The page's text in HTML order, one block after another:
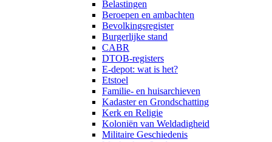
Belastingen
Beroepen en ambachten
Bevolkingsregister
Burgerlijke stand
CABR
DTOB-registers
E-depot: wat is het?
Etstoel
Familie- en huisarchieven
Kadaster en Grondschatting
Kerk en Religie
Koloniën van Weldadigheid
Militaire Geschiedenis